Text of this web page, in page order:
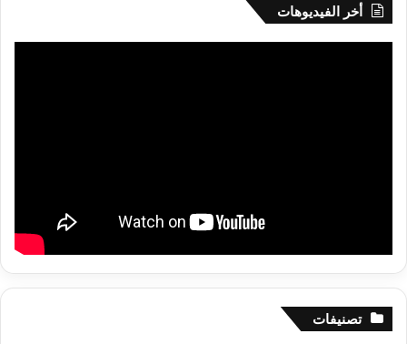
أخر الفيديوهات
تصنيفات